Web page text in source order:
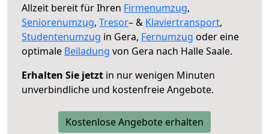
Allzeit bereit für Ihren Firmenumzug,
Seniorenumzug, Tresor– & Klaviertransport,
Studentenumzug in Gera, Fernumzug oder eine
optimale Beiladung von Gera nach Halle Saale.
Erhalten Sie jetzt in nur wenigen Minuten
unverbindliche und kostenfreie Angebote.
Kostenlose Angebote erhalten